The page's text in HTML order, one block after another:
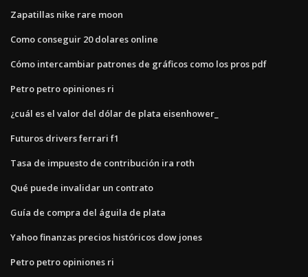
Zapatillas nike rare moon
Como conseguir 20 dolares online
Cómo intercambiar patrones de gráficos como los pros pdf
Petro petro opiniones ri
¿cuál es el valor del dólar de plata eisenhower_
Futuros drivers ferrari f1
Tasa de impuesto de contribución ira roth
Qué puede invalidar un contrato
Guía de compra del águila de plata
Yahoo finanzas precios históricos dow jones
Petro petro opiniones ri